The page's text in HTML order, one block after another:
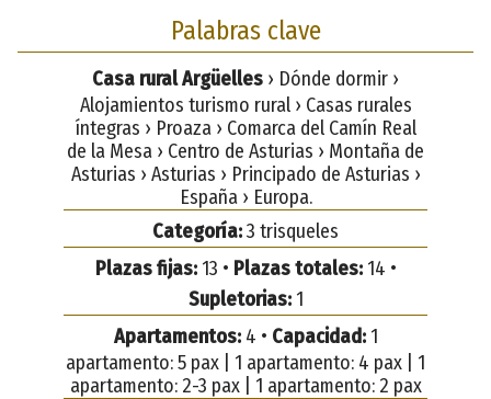
Palabras clave
Casa rural Argüelles › Dónde dormir ›
Alojamientos turismo rural › Casas rurales
íntegras › Proaza › Comarca del Camín Real
de la Mesa › Centro de Asturias › Montaña de
Asturias › Asturias › Principado de Asturias ›
España › Europa.
Categoría:3 trisqueles
Plazas fijas:13 • Plazas totales:14 •
Supletorias:1
Apartamentos:4 • Capacidad:1
apartamento: 5 pax | 1 apartamento: 4 pax | 1
apartamento: 2-3 pax | 1 apartamento: 2 pax